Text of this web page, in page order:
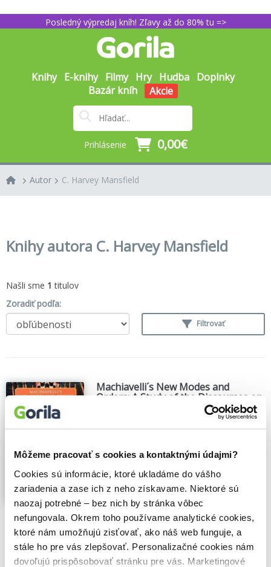
Môžeme pracovať s cookies a kontaktnými údajmi?
Cookies sú informácie, ktoré ukladáme do vášho
zariadenia a zase ich z neho získavame. Niektoré sú
naozaj potrebné – bez nich by stránka vôbec
nefungovala. Okrem toho používame analytické cookies,
ktoré nám umožňujú zisťovať, ako náš web funguje, a
stále ho pre vás zlepšovať. Personalizačné cookies nám
dovoľujú prispôsobovať stránku pre vás. Marketingové
Posledný výpredaj kníh! Zľavy až do 80% tu =>
Knihy E-knihy Filmy Hry Hudba Doplnky
Bazár kníh
Akcie
Prihlásenie 0,00€
Autor C. Harvey Mansfield
Knihy autora C. Harvey Mansfield
Našli sme 1 titulov
Zoradiť podľa:
Filtrovať
Machiavelli´s New Modes and
Orders: A Study of the Discourses on
University of Chicago
Machiavelli's New Modes and Orders is
Machiavelli's controversial and ambiguous
work, Discourses on Livy. These
discourses, considered by some to be
Machiavelli's most important work, are
thoroughly explained...Zobraziť viac
🍎 Vypredané